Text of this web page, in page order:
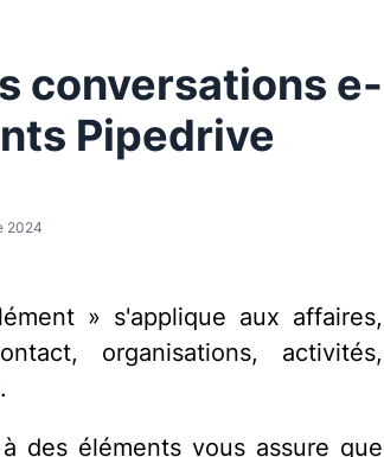
conversations e-
Pipedrive
2024
» s'applique aux affaires,
organisations, activités,
des éléments vous assure que